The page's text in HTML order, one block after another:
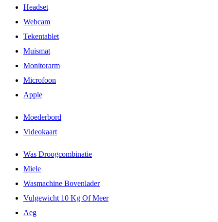
Headset
Webcam
Tekentablet
Muismat
Monitorarm
Microfoon
Apple
Moederbord
Videokaart
Was Droogcombinatie
Miele
Wasmachine Bovenlader
Vulgewicht 10 Kg Of Meer
Aeg